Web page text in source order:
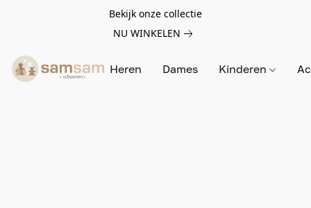
Bekijk onze collectie
NU WINKELEN
Heren Dames Kinderen